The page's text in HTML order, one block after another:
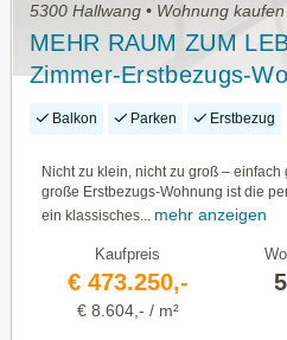
5300 Hallwang • Wohnung kaufen
MEHR RAUM ZUM
Zimmer-Erstbezugs-
im Ortzentrum von
Balkon Parken Erstbezug
Nicht zu klein, nicht zu groß – einfach
große Erstbezugs-Wohnung ist die
ein klassisches... mehr anzeigen
Kaufpreis
€ 473.250,-
€ 8.604,- / m²